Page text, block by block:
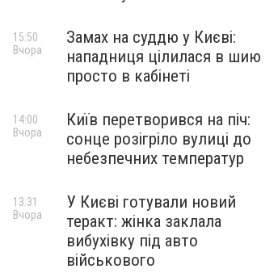
Замах на суддю у Києві:
нападниця цілилася в шию
просто в кабінеті
15:50
Вчора
Київ перетворився на піч:
сонце розігріло вулиці до
небезпечних температур
14:00
Вчора
У Києві готували новий
теракт: жінка заклала
вибухівку під авто
військового
13:31
Вчора